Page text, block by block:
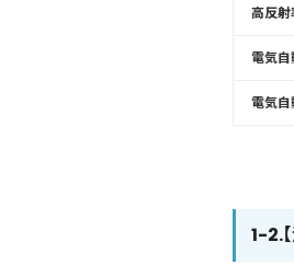
高反
電気自
電気自
1-2.